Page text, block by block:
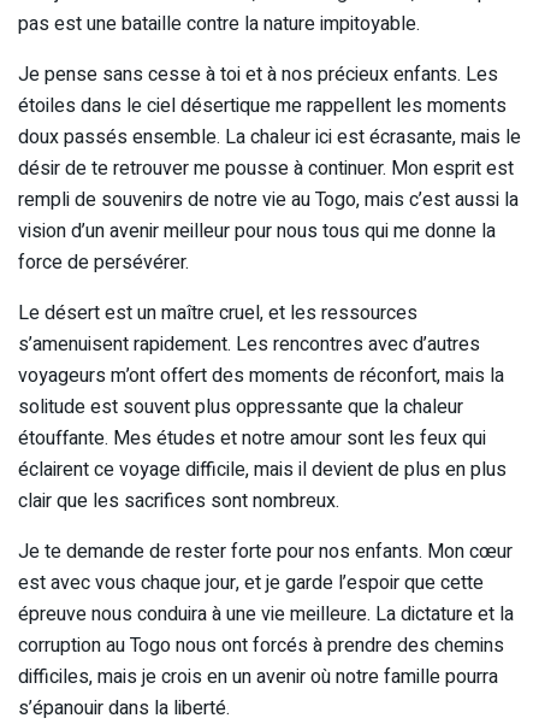
pas est une bataille contre la nature impitoyable.
Je pense sans cesse à toi et à nos précieux enfants. Les
étoiles dans le ciel désertique me rappellent les moments
doux passés ensemble. La chaleur ici est écrasante, mais le
désir de te retrouver me pousse à continuer. Mon esprit est
rempli de souvenirs de notre vie au Togo, mais c’est aussi la
vision d’un avenir meilleur pour nous tous qui me donne la
force de persévérer.
Le désert est un maître cruel, et les ressources
s’amenuisent rapidement. Les rencontres avec d’autres
voyageurs m’ont offert des moments de réconfort, mais la
solitude est souvent plus oppressante que la chaleur
étouffante. Mes études et notre amour sont les feux qui
éclairent ce voyage difficile, mais il devient de plus en plus
clair que les sacrifices sont nombreux.
Je te demande de rester forte pour nos enfants. Mon cœur
est avec vous chaque jour, et je garde l’espoir que cette
épreuve nous conduira à une vie meilleure. La dictature et la
corruption au Togo nous ont forcés à prendre des chemins
difficiles, mais je crois en un avenir où notre famille pourra
s’épanouir dans la liberté.